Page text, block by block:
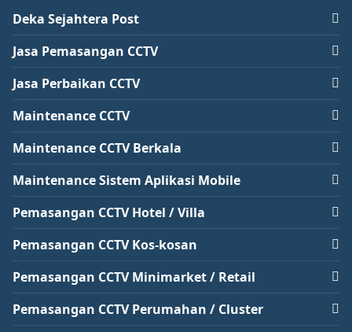
Deka Sejahtera Post
Jasa Pemasangan CCTV
Jasa Perbaikan CCTV
Maintenance CCTV
Maintenance CCTV Berkala
Maintenance Sistem Aplikasi Mobile
Pemasangan CCTV Hotel / Villa
Pemasangan CCTV Kos-kosan
Pemasangan CCTV Minimarket / Retail
Pemasangan CCTV Perumahan / Cluster